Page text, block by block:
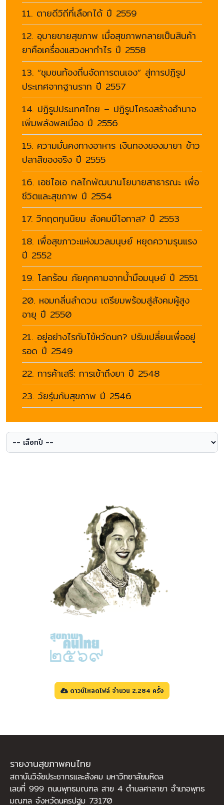
11. ตายดีวิถีที่เลือกได้ ปี 2559
12. อุบายขายสุขภาพ เมื่อสุขภาพกลายเป็นสินค้า
ยาคือเครื่องแสวงหากำไร ปี 2558
13. “ชุมชนท้องถิ่นจัดการตนเอง” สู่การปฏิรูป
ประเทศจากฐานราก ปี 2557
14. ปฏิรูปประเทศไทย – ปฏิรูปโครงสร้างอำนาจ
เพิ่มพลังพลเมือง ปี 2556
15. ความมั่นคงทางอาหาร เงินทองของมายา ข้าว
ปลาสิของจริง ปี 2555
16. เอชไอเอ กลไกพัฒนานโยบายสาธารณะ เพื่อ
ชีวิตและสุขภาพ ปี 2554
17. วิกฤตทุนนิยม สังคมมีโอกาส? ปี 2553
18. เพื่อสุขภาวะแห่งมวลมนุษย์ หยุดความรุนแรง
ปี 2552
19. โลกร้อน ภัยคุกคามจากน้ำมือมนุษย์ ปี 2551
20. หอมกลิ่นลำดวน เตรียมพร้อมสู่สังคมผู้สูง
อายุ ปี 2550
21. อยู่อย่างไรกับไข้หวัดนก? ปรับเปลี่ยนเพื่ออยู่
รอด ปี 2549
22. การค้าเสรี: การเข้าถึงยา ปี 2548
23. วัยรุ่นกับสุขภาพ ปี 2546
ดาวน์โหลดไฟล์ จำนวน 2,284 ครั้ง
รายงานสุขภาพคนไทย
สถาบันวิจัยประชากรและสังคม มหาวิทยาลัยมหิดล
เลขที่ 999 ถนนพุทธมณฑล สาย 4 ตำบลศาลายา อำเภอพุทธ
มณฑล จังหวัดนครปฐม 73170